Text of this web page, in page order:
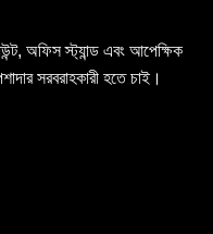
অফিস স্ট্যান্ড এবং আপেক্ষিক
সরবরাহকারী হতে চাই।